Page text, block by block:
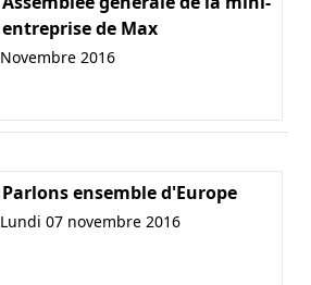
entreprise de Max
Novembre 2016
Parlons ensemble d'Europe
Lundi 07 novembre 2016